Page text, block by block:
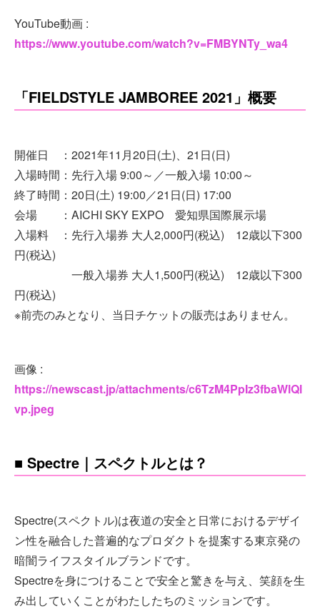
YouTube動画 :
https://www.youtube.com/watch?v=FMBYNTy_wa4
「FIELDSTYLE JAMBOREE 2021」概要
開催日 ：2021年11月20日(土)、21日(日)
入場時間：先行入場 9:00～／一般入場 10:00～
終了時間：20日(土) 19:00／21日(日) 17:00
会場 ：AICHI SKY EXPO 愛知県国際展示場
入場料 ：先行入場券 大人2,000円(税込) 12歳以下300
円(税込)
一般入場券 大人1,500円(税込) 12歳以下300
円(税込)
※前売のみとなり、当日チケットの販売はありません。
画像 :
https://newscast.jp/attachments/c6TzM4PpIz3fbaWlQl
vp.jpeg
■ Spectre｜スペクトルとは？
Spectre(スペクトル)は夜道の安全と日常におけるデザイ
ン性を融合した普遍的なプロダクトを提案する東京発の
暗闇ライフスタイルブランドです。
Spectreを身につけることで安全と驚きを与え、笑顔を生
み出していくことがわたしたちのミッションです。